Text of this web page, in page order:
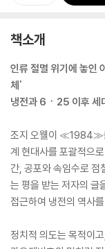
책소개
인류 절멸 위기에 놓인
체'
냉전과 6ㆍ25 이후 세
조지 오웰이 ≪1984≫
계 현대사를 포괄적으
간, 공포와 속임수로 점
는 평을 받는 저자의 글
접근하여 냉전의 역사
정치적 의도는 목적이